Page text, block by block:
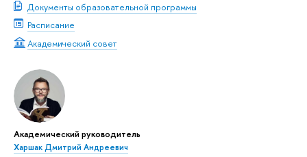
Документы образовательной программы
Расписание
Академический совет
Академический руководитель
Харшак Дмитрий Андреевич